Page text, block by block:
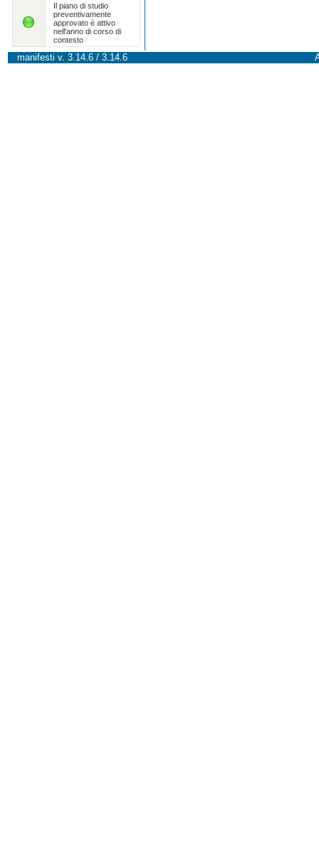
Il piano di studio
preventivamente
approvato è attivo
nell'anno di corso di
contesto
manifesti v. 3.14.6 / 3.14.6